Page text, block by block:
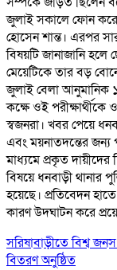
জুলাই সকালে ফোন
হোসেন শান্ত। এরপর
বিষয়টি জানাজানি হলে
মেয়েটিকে তার বড়
জুলাই বেলা আনুমানিক
কক্ষে ওই
স্বজনরা। খবর পেয়ে
এবং ময়নাতদন্তের জন্য
মাধ্যমে প্রকৃত দায়ীদের
বিষয়ে ধনবাড়ী থানার
হয়েছে। প্রতিবেদন
কারণ উদঘাটন করে
সরিষাবাড়ীতে বিশ্ব
বিতরণ অনুষ্ঠিত